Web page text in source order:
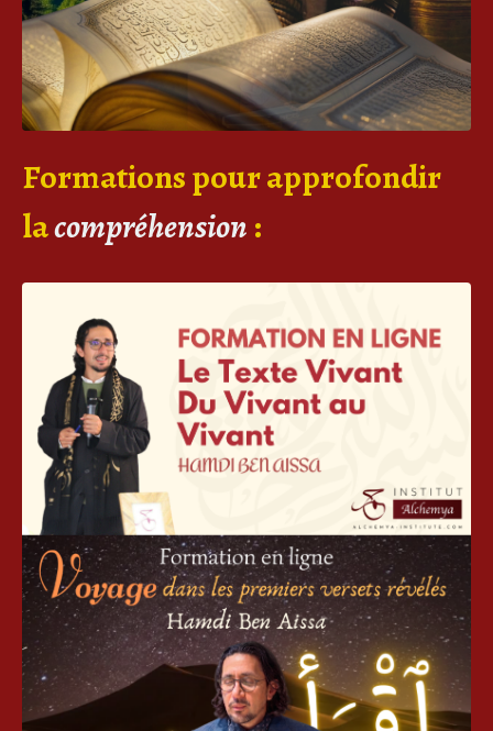
Formations pour approfondir
lacompréhension :